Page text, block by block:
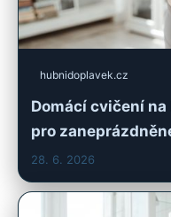
hubnidoplavek.cz
Domácí cvičení
pro
28. 6. 2026